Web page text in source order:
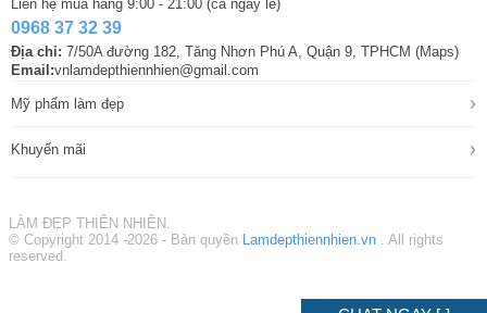
Liên hệ mua hàng 9:00 - 21:00 (cả ngày lễ)
0968 37 32 39
Địa chỉ: 7/50A đường 182, Tăng Nhơn Phú A, Quận 9, TPHCM (Maps)
Email:vnlamdepthiennhien@gmail.com
Mỹ phẩm làm đẹp ›
Khuyến mãi ›
LÀM ĐẸP THIÊN NHIÊN.
© Copyright 2014 -2026 - Bản quyền
Lamdepthiennhien.vn
. All rights
reserved.